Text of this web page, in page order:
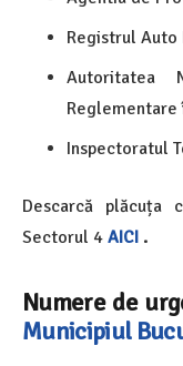
Registrul Auto
Autoritatea
Reglementare
Inspectoratul
Descarcă
Sectorul 4 AICI .
Numere de
Municipiul